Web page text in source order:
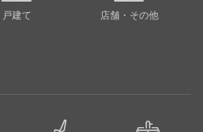
戸建て 店舗・その他